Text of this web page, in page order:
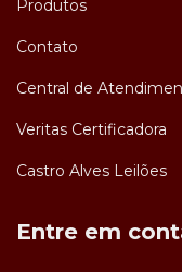
Produtos
Contato
Central de
Veritas Certificadora
Castro Alves Leilões
Entre em